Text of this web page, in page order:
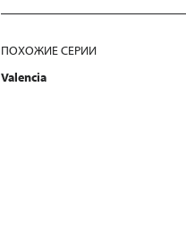
ПОХОЖИЕ СЕРИИ
Valencia